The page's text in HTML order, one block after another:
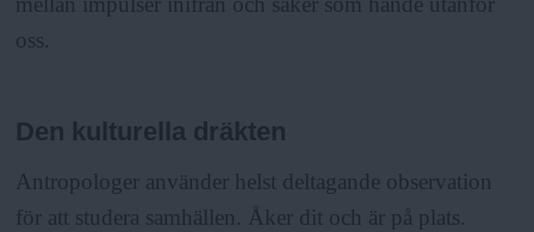
oss.
Den kulturella dräkten
Antropologer använder helst deltagande observation
för att studera samhällen. Åker dit och är på plats.